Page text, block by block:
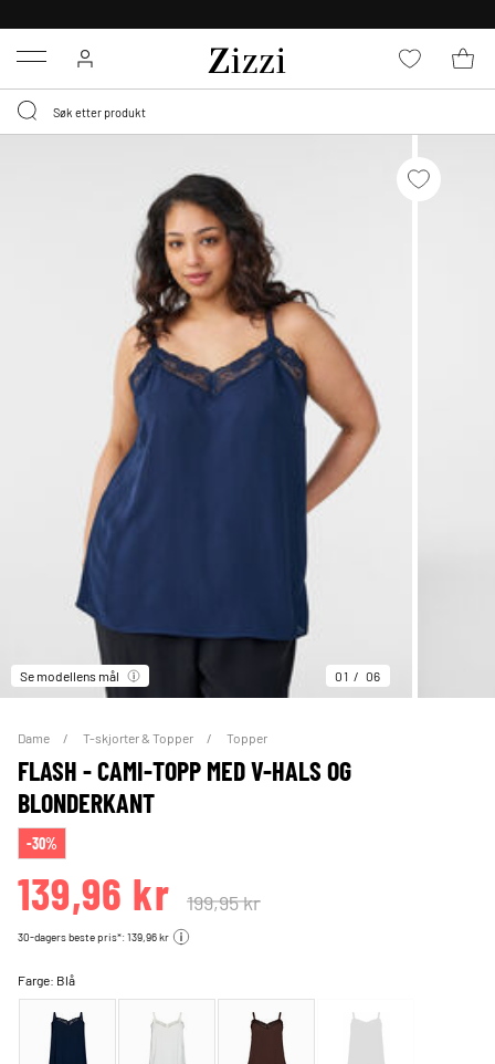
Menu
Se modellens mål 01 06
Dame T-skjorter & Topper Topper
FLASH - CAMI-TOPP MED V-HALS OG
BLONDERKANT
-30%
139,96 kr 199,95 kr
30-dagers beste pris*: 139,96 kr
Farge: Blå